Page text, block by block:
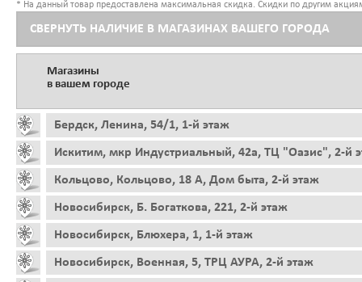
* На данный товар предоставлена максимальная скидка. Скидки по другим
СВЕРНУТЬ НАЛИЧИЕ В МАГАЗИНАХ ВАШЕГО ГОРОДА
Магазины
в вашем городе
Бердск, Ленина, 54/1, 1-й этаж
Искитим, мкр Индустриальный, 42а, ТЦ "Оазис", 2-й
Кольцово, Кольцово, 18 А, Дом быта, 2-й этаж
Новосибирск, Б. Богаткова, 221, 2-й этаж
Новосибирск, Блюхера, 1, 1-й этаж
Новосибирск, Военная, 5, ТРЦ АУРА, 2-й этаж